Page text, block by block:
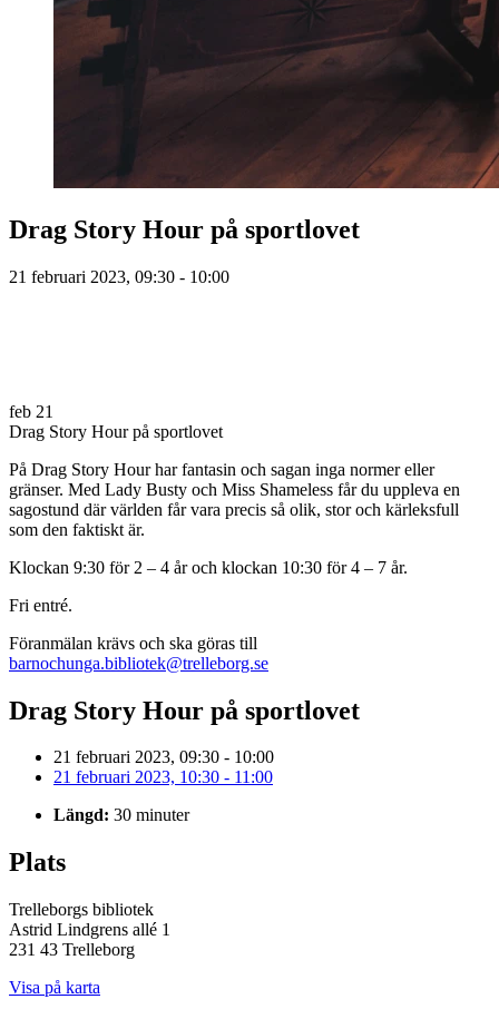
Drag Story Hour på sportlovet
21 februari 2023, 09:30 - 10:00
feb 21
Drag Story Hour på sportlovet
På Drag Story Hour har fantasin och sagan inga normer eller
gränser. Med Lady Busty och Miss Shameless får du uppleva en
sagostund där världen får vara precis så olik, stor och kärleksfull
som den faktiskt är.
Klockan 9:30 för 2 – 4 år och klockan 10:30 för 4 – 7 år.
Fri entré.
Föranmälan krävs och ska göras till
barnochunga.bibliotek@trelleborg.se
Drag Story Hour på sportlovet
21 februari 2023, 09:30 - 10:00
21 februari 2023, 10:30 - 11:00
Längd: 30 minuter
Plats
Trelleborgs bibliotek
Astrid Lindgrens allé 1
231 43 Trelleborg
Visa på karta